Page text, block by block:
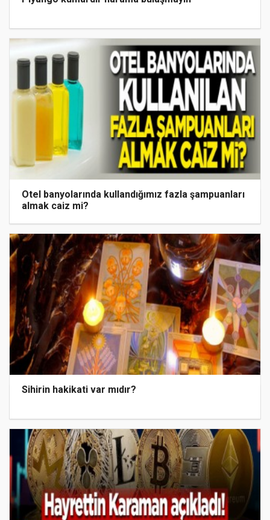
Otel banyolarında kullandığımız fazla şampuanları
almak caiz mi?
Sihirin hakikati var mıdır?